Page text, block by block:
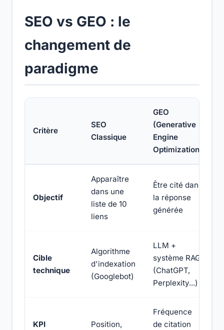
SEO vs GEO : le
changement de
paradigme
Critère
SEO
Classique
GEO
(Generative
Engine
Optimization)
Objectif
Apparaître
dans une
liste de 10
liens
Être cité dans
la réponse
générée
Cible
technique
Algorithme
d'indexation
(Googlebot)
LLM +
système RAG
(ChatGPT,
Perplexity...)
KPI
Position,
Fréquence
de citation